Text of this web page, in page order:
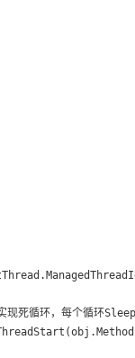
现死循环，每个循环